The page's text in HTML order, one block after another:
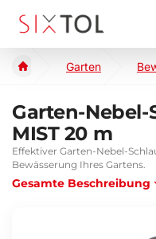
Garten
Garten-Nebel-
MIST 20 m
Effektiver Garten-Nebel-
Bewässerung Ihres Gartens.
Gesamte Beschreibung